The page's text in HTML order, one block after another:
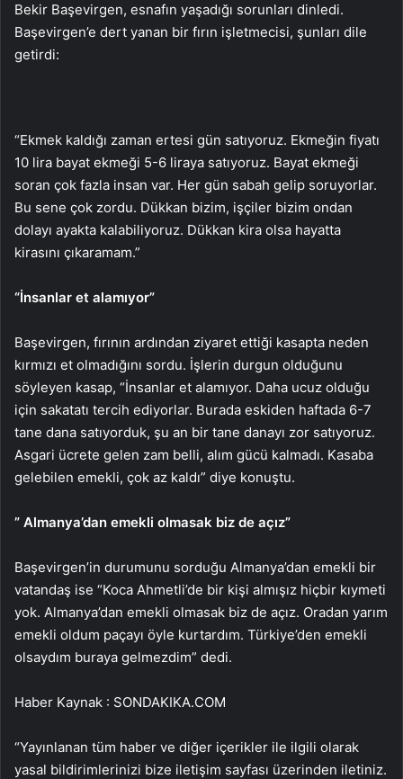
Bekir Başevirgen, esnafın yaşadığı sorunları dinledi.
Başevirgen’e dert yanan bir fırın işletmecisi, şunları dile
getirdi:
“Ekmek kaldığı zaman ertesi gün satıyoruz. Ekmeğin fiyatı
10 lira bayat ekmeği 5-6 liraya satıyoruz. Bayat ekmeği
soran çok fazla insan var. Her gün sabah gelip soruyorlar.
Bu sene çok zordu. Dükkan bizim, işçiler bizim ondan
dolayı ayakta kalabiliyoruz. Dükkan kira olsa hayatta
kirasını çıkaramam.”
“İnsanlar et alamıyor”
Başevirgen, fırının ardından ziyaret ettiği kasapta neden
kırmızı et olmadığını sordu. İşlerin durgun olduğunu
söyleyen kasap, “İnsanlar et alamıyor. Daha ucuz olduğu
için sakatatı tercih ediyorlar. Burada eskiden haftada 6-7
tane dana satıyorduk, şu an bir tane danayı zor satıyoruz.
Asgari ücrete gelen zam belli, alım gücü kalmadı. Kasaba
gelebilen emekli, çok az kaldı” diye konuştu.
” Almanya’dan emekli olmasak biz de açız”
Başevirgen’in durumunu sorduğu Almanya’dan emekli bir
vatandaş ise “Koca Ahmetli’de bir kişi almışız hiçbir kıymeti
yok. Almanya’dan emekli olmasak biz de açız. Oradan yarım
emekli oldum paçayı öyle kurtardım. Türkiye’den emekli
olsaydım buraya gelmezdim” dedi.
Haber Kaynak : SONDAKIKA.COM
“Yayınlanan tüm haber ve diğer içerikler ile ilgili olarak
yasal bildirimlerinizi bize iletişim sayfası üzerinden iletiniz.